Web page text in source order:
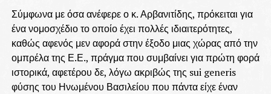
Σύμφωνα με όσα ανέφερε ο κ. Αρβανιτίδης, πρόκειται για
ένα νομοσχέδιο το οποίο έχει πολλές ιδιαιτερότητες,
καθώς αφενός μεν αφορά στην έξοδο μιας χώρας από την
ομπρέλα της Ε.Ε., πράγμα που συμβαίνει για πρώτη φορά
ιστορικά, αφετέρου δε, λόγω ακριβώς της sui generis
φύσης του Ηνωμένου Βασιλείου που πάντα είχε έναν